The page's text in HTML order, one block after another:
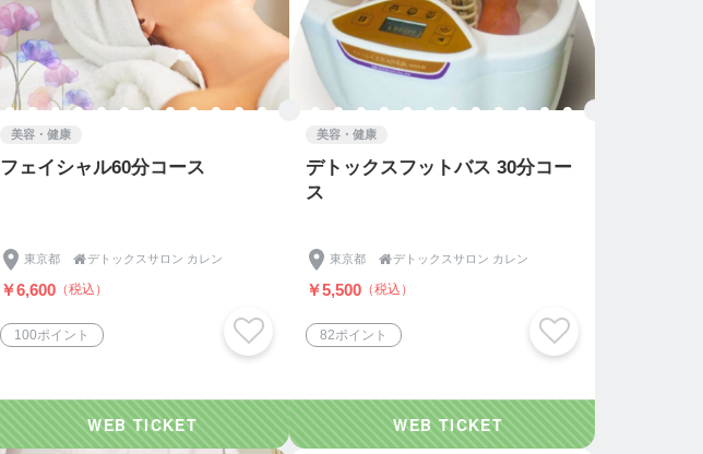
美容・健康
フェイシャル60分コース
東京都 デトックスサロン カレン
￥6,600 （税込）
100ポイント
美容・健康
デトックスフットバス 30分コー
ス
東京都 デトックスサロン カレン
￥5,500 （税込）
82ポイント